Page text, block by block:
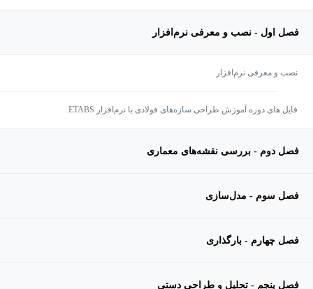
فصل اول - نصب و معرفی نرم‌افزار
نصب و معرفی نرم‌افزار
فایل های دوره آموزش طراحی سازه‌های فولادی با نرم‌افزار ETABS
فصل دوم - بررسی نقشه‌های معماری
فصل سوم - مدل‌سازی
فصل چهارم - بارگذاری
فصل پنجم - تحلیل و طراحی دستی